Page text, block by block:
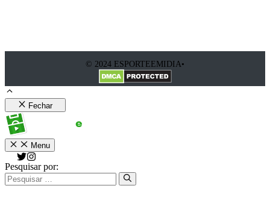
© 2024 ESPORTEEMIDIA•
Fechar
Menu
Pesquisar por: